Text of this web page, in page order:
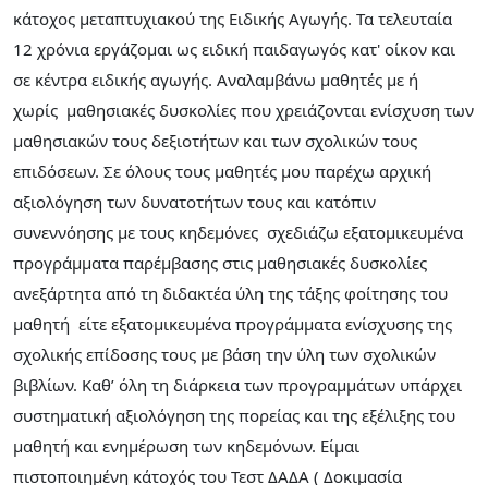
κάτοχος μεταπτυχιακού της Ειδικής Αγωγής. Τα τελευταία
12 χρόνια εργάζομαι ως ειδική παιδαγωγός κατ' οίκον και
σε κέντρα ειδικής αγωγής. Αναλαμβάνω μαθητές με ή
χωρίς μαθησιακές δυσκολίες που χρειάζονται ενίσχυση των
μαθησιακών τους δεξιοτήτων και των σχολικών τους
επιδόσεων. Σε όλους τους μαθητές μου παρέχω αρχική
αξιολόγηση των δυνατοτήτων τους και κατόπιν
συνεννόησης με τους κηδεμόνες σχεδιάζω εξατομικευμένα
προγράμματα παρέμβασης στις μαθησιακές δυσκολίες
ανεξάρτητα από τη διδακτέα ύλη της τάξης φοίτησης του
μαθητή είτε εξατομικευμένα προγράμματα ενίσχυσης της
σχολικής επίδοσης τους με βάση την ύλη των σχολικών
βιβλίων. Καθ’ όλη τη διάρκεια των προγραμμάτων υπάρχει
συστηματική αξιολόγηση της πορείας και της εξέλιξης του
μαθητή και ενημέρωση των κηδεμόνων. Είμαι
πιστοποιημένη κάτοχός του Τεστ ΔΑΔΑ ( Δοκιμασία